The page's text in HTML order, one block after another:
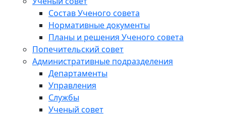
Состав Ученого совета
Нормативные документы
Планы и решения Ученого совета
Попечительский совет
Административные подразделения
Департаменты
Управления
Службы
Ученый совет